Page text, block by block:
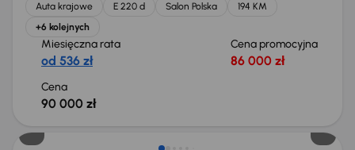
Auta krajowe E 220 d Salon Polska
194 KM
+6 kolejnych
Miesięczna rata
od 536 zł
Cena promocyjna
86 000 zł
Cena
90 000 zł